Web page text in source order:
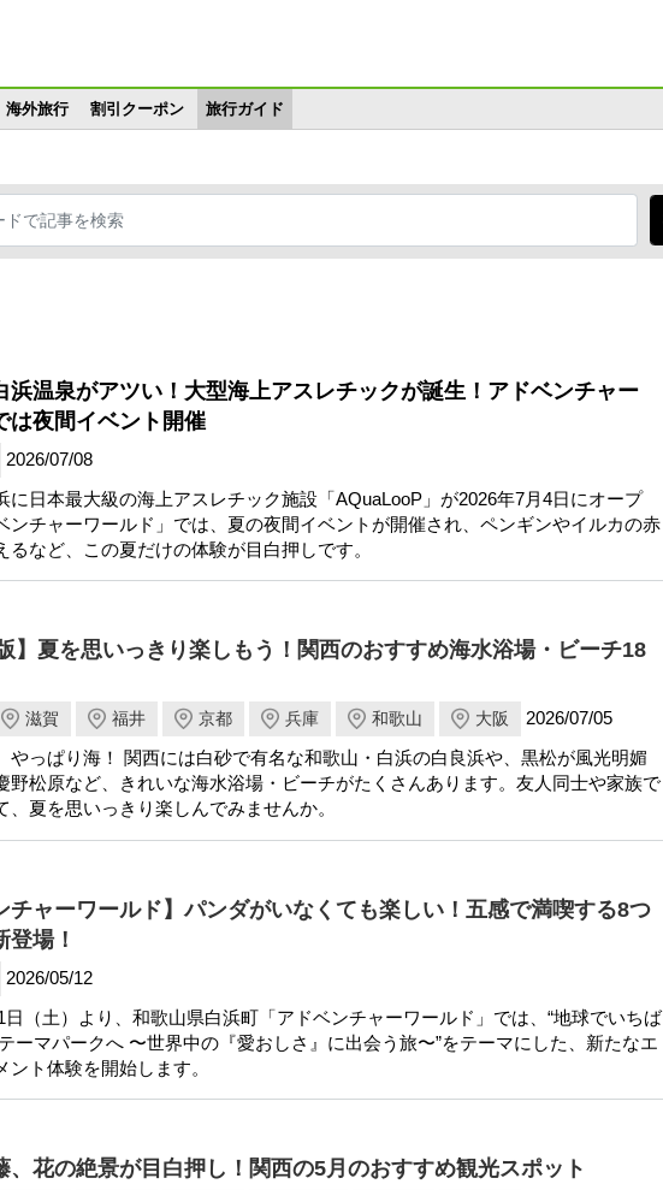
海外旅行 割引クーポン 旅行ガイド
浜温泉がアツい！大型海上アスレチックが誕生！アドベンチャー
は夜間イベント開催
2026/07/08
に日本最大級の海上アスレチック施設「AQuaLooP」が2026年7月4日にオープ
ンチャーワールド」では、夏の夜間イベントが開催され、ペンギンやイルカの赤
るなど、この夏だけの体験が目白押しです。
】夏を思いっきり楽しもう！関西のおすすめ海水浴場・ビーチ18
滋賀 福井 京都 兵庫 和歌山 大阪
2026/07/05
やっぱり海！ 関西には白砂で有名な和歌山・白浜の白良浜や、黒松が風光明媚
野松原など、きれいな海水浴場・ビーチがたくさんあります。友人同士や家族で
、夏を思いっきり楽しんでみませんか。
チャーワールド】パンダがいなくても楽しい！五感で満喫する8つ
登場！
2026/05/12
日（土）より、和歌山県白浜町「アドベンチャーワールド」では、“地球でいちば
ーマパークへ 〜世界中の『愛おしさ』に出会う旅〜”をテーマにした、新たなエ
ント体験を開始します。
、花の絶景が目白押し！関西の5月のおすすめ観光スポット